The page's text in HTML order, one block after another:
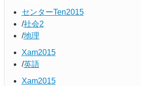
センターTen2015
社会2
地理
Xam2015
英語
Xam2015